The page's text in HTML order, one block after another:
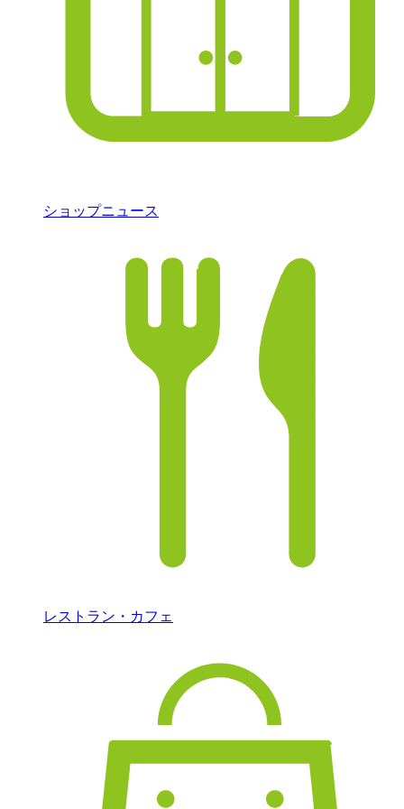
ショップニュース
レストラン・カフェ